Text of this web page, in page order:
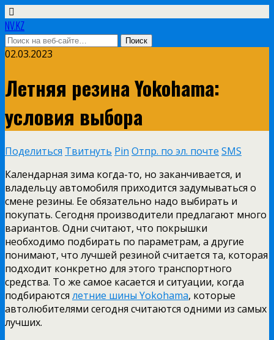
NV.KZ
02.03.2023
Летняя резина Yokohama:
условия выбора
Поделиться Твитнуть Pin Отпр. по эл. почте SMS
Календарная зима когда-то, но заканчивается, и
владельцу автомобиля приходится задумываться о
смене резины. Ее обязательно надо выбирать и
покупать. Сегодня производители предлагают много
вариантов. Одни считают, что покрышки
необходимо подбирать по параметрам, а другие
понимают, что лучшей резиной считается та, которая
подходит конкретно для этого транспортного
средства. То же самое касается и ситуации, когда
подбираются летние шины Yokohama, которые
автолюбителями сегодня считаются одними из самых
лучших.